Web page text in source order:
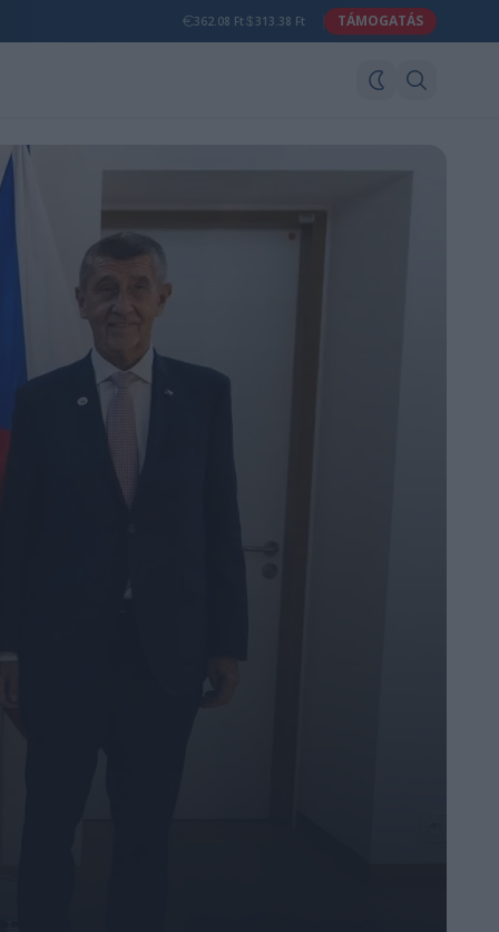
362.08 Ft 313.38 Ft TÁMOGATÁS